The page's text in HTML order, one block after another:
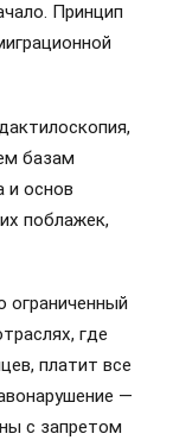
Принцип
базам
и основ
поблажек,
ограниченный
где
платит все
—
с запретом